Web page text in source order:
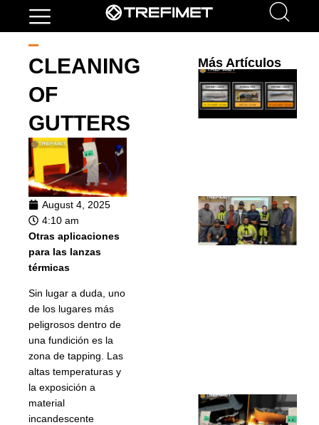
CLEANING
OF
GUTTERS
August 4, 2025
4:10 am
Otras aplicaciones
para las lanzas
térmicas
Sin lugar a duda, uno
de los lugares más
peligrosos dentro de
una fundición es la
zona de tapping. Las
altas temperaturas y
la exposición a
material
incandescente
Más Artículos